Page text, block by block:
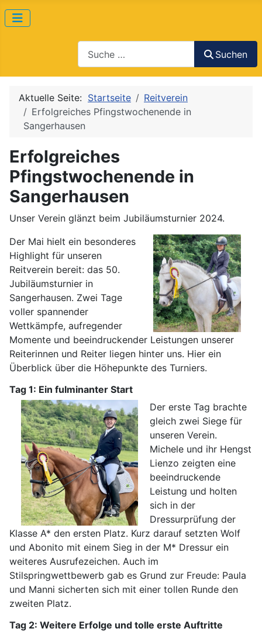
Suchen
Aktuelle Seite: Startseite
Reitverein
Erfolgreiches Pfingstwochenende in
Sangerhausen
Erfolgreiches
Pfingstwochenende in
Sangerhausen
Unser Verein glänzt beim Jubiläumsturnier 2024.
Der Mai hielt ein besonderes
Highlight für unseren
Reitverein bereit: das 50.
Jubiläumsturnier in
Sangerhausen. Zwei Tage
voller spannender
Wettkämpfe, aufregender
Momente und beeindruckender Leistungen unserer
Reiterinnen und Reiter liegen hinter uns. Hier ein
Überblick über die Höhepunkte des Turniers.
Tag 1: Ein fulminanter Start
Der erste Tag brachte
gleich zwei Siege für
unseren Verein.
Michele und ihr Hengst
Lienzo zeigten eine
beeindruckende
Leistung und holten
sich in der
Dressurprüfung der
Klasse A* den ersten Platz. Kurz darauf setzten Wolf
und Abonito mit einem Sieg in der M* Dressur ein
weiteres Ausrufezeichen. Auch im
Stilspringwettbewerb gab es Grund zur Freude: Paula
und Manni sicherten sich mit einer tollen Runde den
zweiten Platz.
Tag 2: Weitere Erfolge und tolle erste Auftritte